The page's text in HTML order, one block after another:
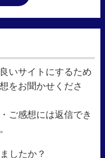
いサイトにするため
をお聞かせくださ
ご感想には返信でき
したか？